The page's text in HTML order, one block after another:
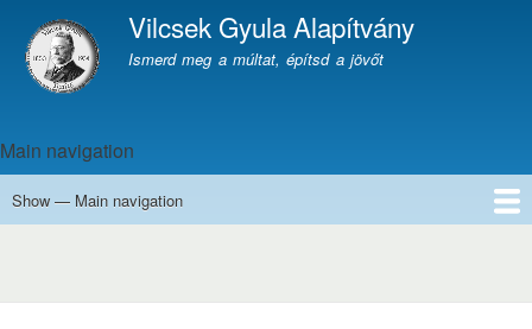
Skip
to
main
Site branding
Vilcsek Gyula Alapítvány
Ismerd meg a múltat, építsd a jövőt
Main navigation
Show — Main navigation